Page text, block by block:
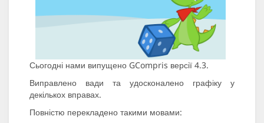
Сьогодні нами випущено GCompris версії 4.3.
Виправлено вади та удосконалено графіку у
декількох вправах.
Повністю перекладено такими мовами: